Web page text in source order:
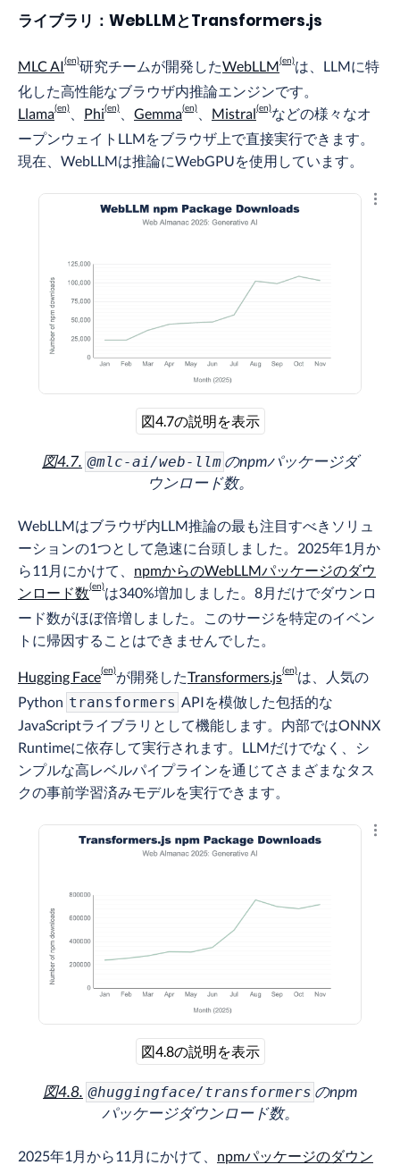
ライブラリ：WebLLMとTransformers.js
MLC AI 研究チームが開発したWebLLM
は、LLMに特
化した高性能なブラウザ内推論エンジンです。
Llama
Phi Gemma Mistral
などの様々なオ
ープンウェイトLLMをブラウザ上で直接実行できます。
現在、WebLLMは推論にWebGPUを使用しています。
結
図4.7の説明を表示
図4.7. @mlc-ai/web-llm のnpmパッケージダ
ウンロード数。
WebLLMはブラウザ内LLM推論の最も注目すべきソリュ
ーションの1つとして急速に台頭しました。2025年1月か
ら11月にかけて、 npmからのWebLLMパッケージのダウ
ンロード数
は340%増加しました。8月だけでダウンロ
ード数がほぼ倍増しました。このサージを特定のイベン
トに帰因することはできませんでした。
Hugging Face が開発したTransformers.js
は、人気の
Python transformers APIを模倣した包括的な
JavaScriptライブラリとして機能します。内部ではONNX
Runtimeに依存して実行されます。LLMだけでなく、シ
ンプルな高レベルパイプラインを通じてさまざまなタス
クの事前学習済みモデルを実行できます。
結
図4.8の説明を表示
図4.8. @huggingface/transformers のnpm
パッケージダウンロード数。
2025年1月から11月にかけて、 npmパッケージのダウン